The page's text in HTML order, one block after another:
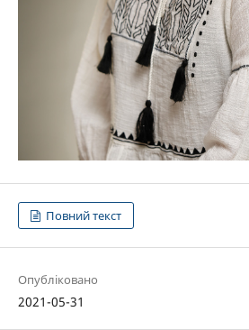
Повний текст
Опубліковано
2021-05-31